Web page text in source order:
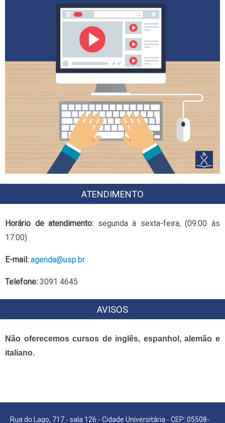
ATENDIMENTO
Horário de atendimento: segunda à sexta-feira, (09:00 às
17:00)
E-mail: agenda@usp.br
Telefone: 3091 4645
AVISOS
Não oferecemos cursos de inglês, espanhol, alemão e
italiano.
Rua do Lago, 717 - sala 126 - Cidade Universitária - CEP: 05508-